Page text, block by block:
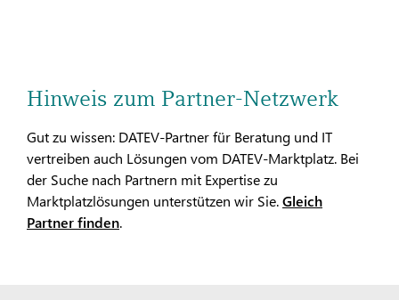
Hinweis zum Partner-Netzwerk
Gut zu wissen: DATEV-Partner für Beratung und IT
vertreiben auch Lösungen vom DATEV-Marktplatz. Bei
der Suche nach Partnern mit Expertise zu
Marktplatzlösungen unterstützen wir Sie.Gleich
Partner finden.